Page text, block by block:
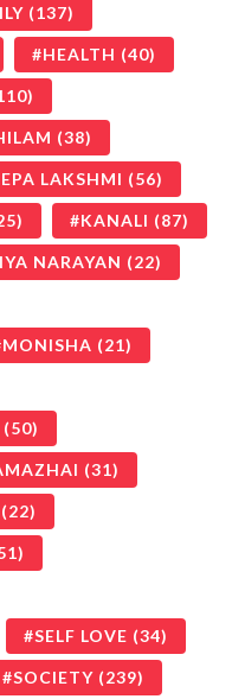
(137)
HEALTH (40)
(38)
LAKSHMI (56)
KANALI (87)
NARAYAN (22)
MONISHA (21)
(50)
(31)
(22)
SELF LOVE (34)
SOCIETY (239)